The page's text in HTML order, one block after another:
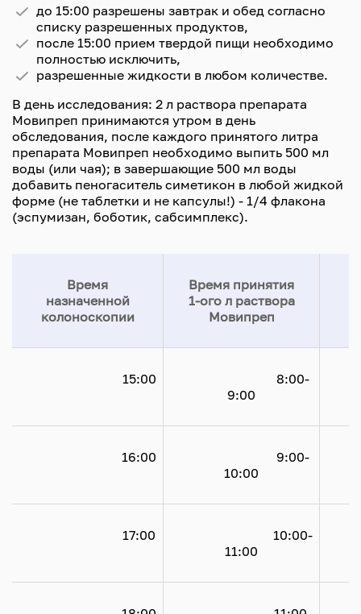
до 15:00 разрешены завтрак и обед согласно
списку разрешенных продуктов,
после 15:00 прием твердой пищи необходимо
полностью исключить,
разрешенные жидкости в любом количестве.
В день исследования: 2 л раствора препарата
Мовипреп принимаются утром в день
обследования, после каждого принятого литра
препарата Мовипреп необходимо выпить 500 мл
воды (или чая); в завершающие 500 мл воды
добавить пеногаситель симетикон в любой жидкой
форме (не таблетки и не капсулы!) - 1/4 флакона
(эспумизан, боботик, сабсимплекс).
Время
назначенной
колоноскопии
Время принятия
1-ого л раствора
Мовипреп
9:00
10:00
11:00